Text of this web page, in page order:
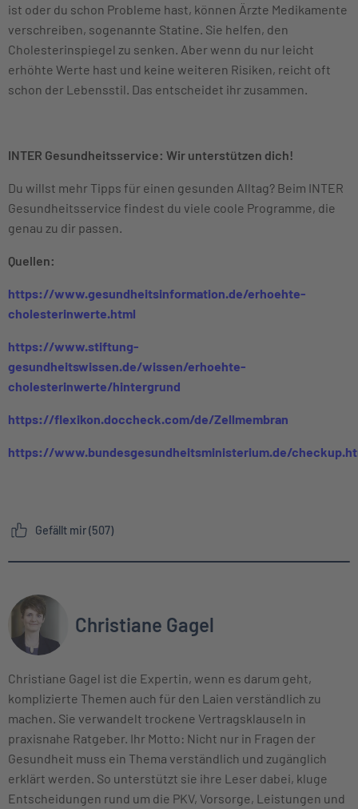
ist oder du schon Probleme hast, können Ärzte Medikamente
verschreiben, sogenannte Statine. Sie helfen, den
Cholesterinspiegel zu senken. Aber wenn du nur leicht
erhöhte Werte hast und keine weiteren Risiken, reicht oft
schon der Lebensstil. Das entscheidet ihr zusammen.
INTER Gesundheitsservice: Wir unterstützen dich!
Du willst mehr Tipps für einen gesunden Alltag? Beim INTER
Gesundheitsservice findest du viele coole Programme, die
genau zu dir passen.
Quellen:
https://www.gesundheitsinformation.de/erhoehte-
cholesterinwerte.html
https://www.stiftung-
gesundheitswissen.de/wissen/erhoehte-
cholesterinwerte/hintergrund
https://flexikon.doccheck.com/de/Zellmembran
https://www.bundesgesundheitsministerium.de/
Gefällt mir (507)
Christiane Gagel
Christiane Gagel ist die Expertin, wenn es darum geht,
komplizierte Themen auch für den Laien verständlich zu
machen. Sie verwandelt trockene Vertragsklauseln in
praxisnahe Ratgeber. Ihr Motto: Nicht nur in Fragen der
Gesundheit muss ein Thema verständlich und zugänglich
erklärt werden. So unterstützt sie ihre Leser dabei, kluge
Entscheidungen rund um die PKV, Vorsorge, Leistungen und